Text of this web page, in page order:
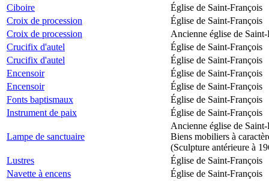
Ciboire
Église de Saint-François
Croix de procession
Église de Saint-François
Croix de procession
Ancienne église de Saint-
Crucifix d'autel
Église de Saint-François
Crucifix d'autel
Église de Saint-François
Encensoir
Église de Saint-François
Encensoir
Église de Saint-François
Fonts baptismaux
Église de Saint-François
Instrument de paix
Église de Saint-François
Lampe de sanctuaire
Ancienne église de Saint-
Biens mobiliers à
(Sculpture antérieure à
Lustres
Église de Saint-François
Navette à encens
Église de Saint-François